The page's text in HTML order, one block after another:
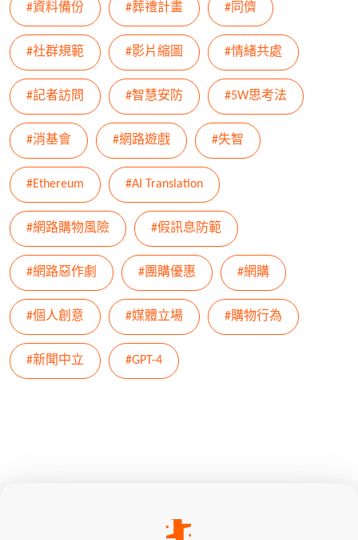
#資料備份 #葬禮計畫 #同儕
#社群規範 #影片縮圖 #情緒共處
#記者訪問 #智慧安防 #5W思考法
#消基會 #網路遊戲 #失智
#Ethereum #AI Translation
#網路購物風險 #假訊息防範
#網路惡作劇 #團購優惠 #網購
#個人創意 #媒體立場 #購物行為
#新聞中立 #GPT-4